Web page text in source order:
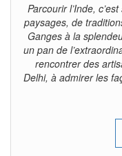
Parcourir l’Inde,
paysages, de
Ganges à la
un pan de
rencontrer des
Delhi, à admirer les